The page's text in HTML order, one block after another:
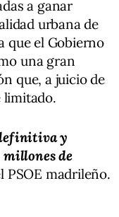
a ganar
urbana de
que el Gobierno
una gran
que, a juicio de
limitado.
y
millones de
PSOE madrileño.